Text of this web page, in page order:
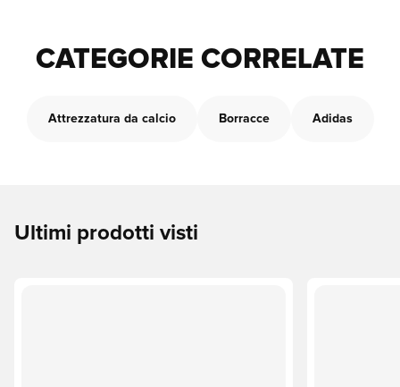
CATEGORIE CORRELATE
Attrezzatura da calcio Borracce Adidas
Ultimi prodotti visti